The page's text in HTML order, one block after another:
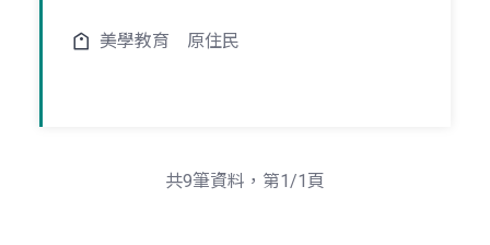
美學教育 原住民
共9筆資料，第1/1頁